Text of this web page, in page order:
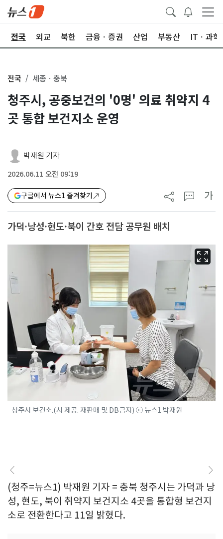
전국 외교 북한 금융ㆍ증권 산업 부동산 ITㆍ과학
전국 세종ㆍ충북
청주시, 공중보건의 '0명' 의료 취약지 4
곳 통합 보건지소 운영
박재원 기자
2026.06.11 오전 09:19
구글에서 뉴스1 즐겨찾기 가
가덕·낭성·현도·북이 간호 전담 공무원 배치
청주시 보건소.(시 제공. 재판매 및 DB금지) ⓒ 뉴스1 박재원
(청주=뉴스1) 박재원 기자 = 충북 청주시는 가덕과 낭
성, 현도, 북이 취약지 보건지소 4곳을 통합형 보건지
소로 전환한다고 11일 밝혔다.